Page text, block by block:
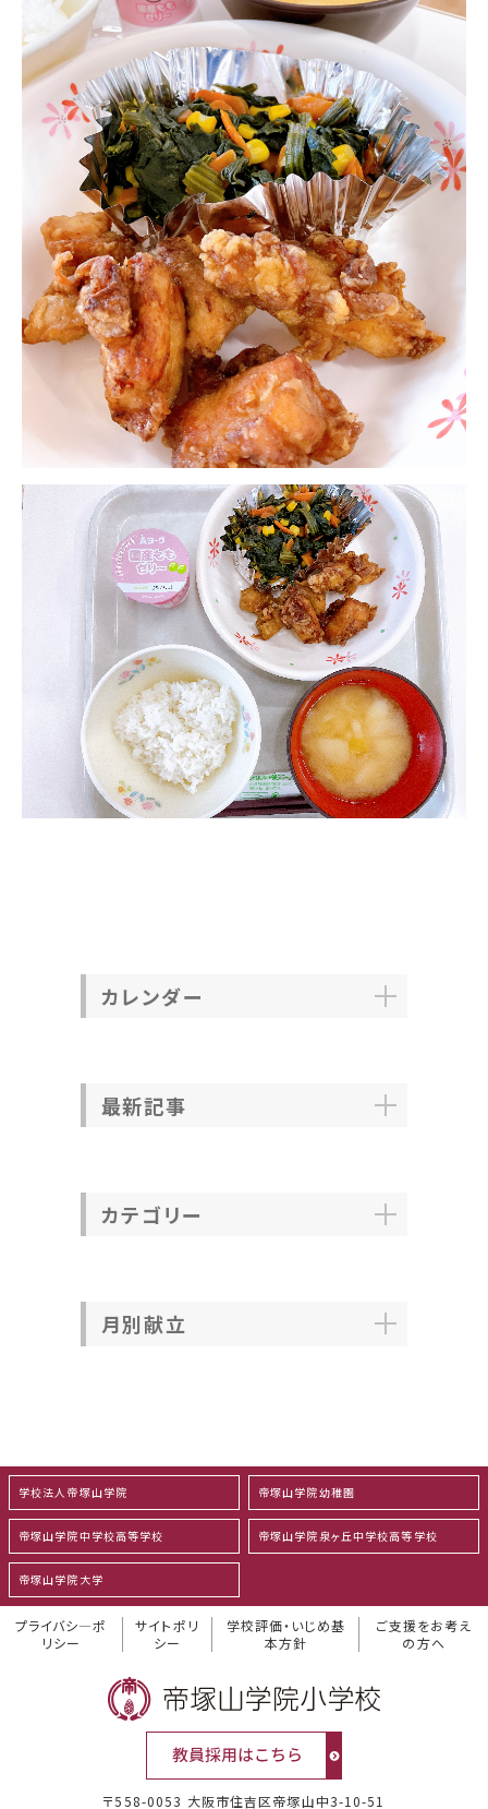
カレンダー
最新記事
カテゴリー
月別献立
学校法人帝塚山学院 帝塚山学院幼稚園
帝塚山学院中学校高等学校 帝塚山学院泉ヶ丘中学校高等学校
帝塚山学院大学
プライバシ―ポ
リシー
サイトポリ
シー
学校評価・いじめ基
本方針
ご支援をお考え
の方へ
〒558-0053 大阪市住吉区帝塚山中3-10-51